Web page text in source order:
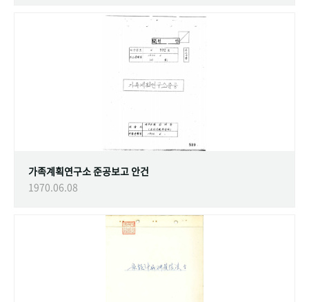
가족계획연구소 준공보고 안건
1970.06.08